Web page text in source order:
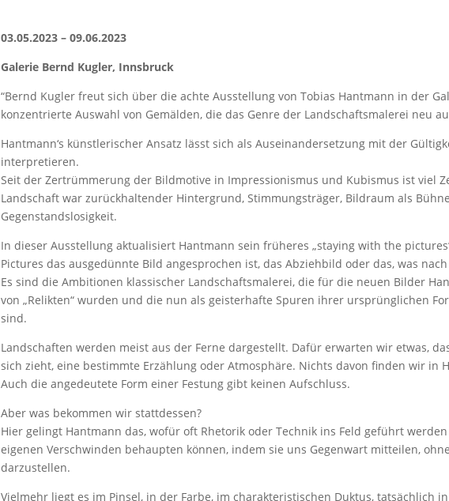
03.05.2023 – 09.06.2023
Galerie Bernd Kugler, Innsbruck
“Bernd Kugler freut sich über die achte Ausstellung von Tobias Hantmann in der
konzentrierte Auswahl von Gemälden, die das Genre der Landschaftsmalerei neu
Hantmann‘s künstlerischer Ansatz lässt sich als Auseinandersetzung mit der
interpretieren.
Seit der Zertrümmerung der Bildmotive in Impressionismus und Kubismus ist viel
Landschaft war zurückhaltender Hintergrund, Stimmungsträger, Bildraum als
Gegenstandslosigkeit.
In dieser Ausstellung aktualisiert Hantmann sein früheres „staying with the
Pictures das ausgedünnte Bild angesprochen ist, das Abziehbild oder das, was
Es sind die Ambitionen klassischer Landschaftsmalerei, die für die neuen Bilder
von „Relikten“ wurden und die nun als geisterhafte Spuren ihrer ursprünglichen
sind.
Landschaften werden meist aus der Ferne dargestellt. Dafür erwarten wir etwas,
sich zieht, eine bestimmte Erzählung oder Atmosphäre. Nichts davon finden wir in
Auch die angedeutete Form einer Festung gibt keinen Aufschluss.
Aber was bekommen wir stattdessen?
Hier gelingt Hantmann das, wofür oft Rhetorik oder Technik ins Feld geführt
eigenen Verschwinden behaupten können, indem sie uns Gegenwart mitteilen,
darzustellen.
Vielmehr liegt es im Pinsel, in der Farbe, im charakteristischen Duktus, tatsächlich